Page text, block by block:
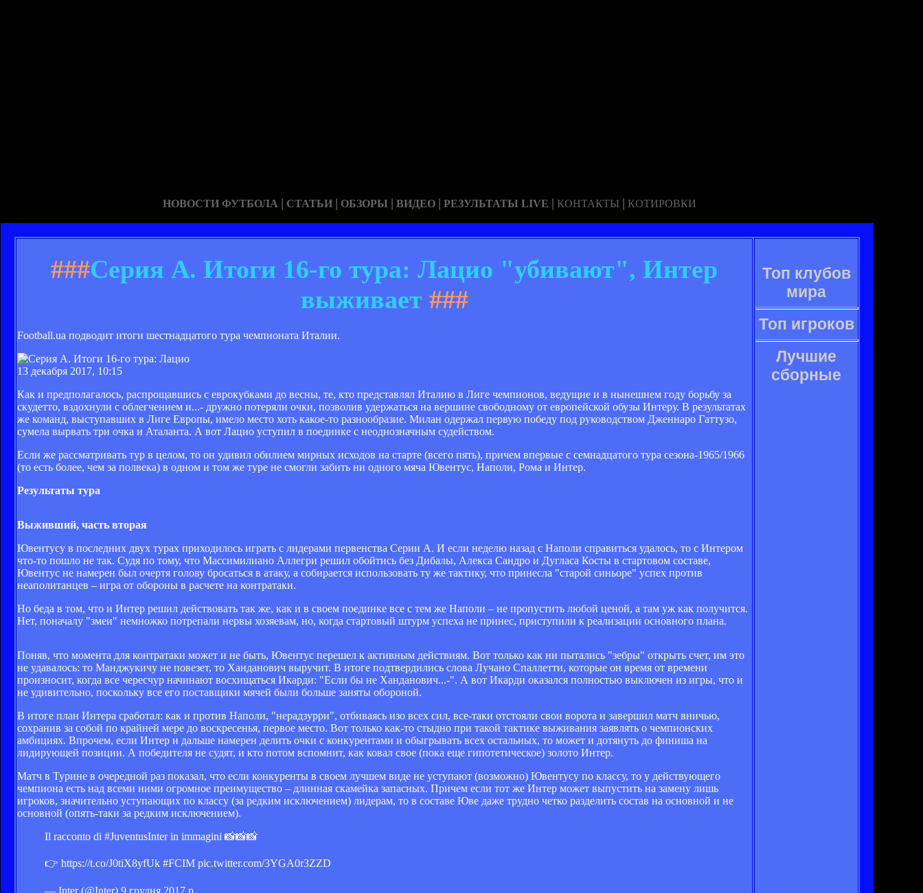
НОВОСТИ ФУТБОЛА | СТАТЬИ | ОБЗОРЫ | ВИДЕО | РЕЗУЛЬТАТЫ LIVE | КОНТАКТЫ | КОТИРОВКИ
###Серия А. Итоги 16-го тура: Лацио "убивают", Интер
выживает ###
Football.ua подводит итоги шестнадцатого тура чемпионата Италии.
13 декабря 2017, 10:15
Как и предполагалось, распрощавшись с еврокубками до весны, те, кто представлял Италию в Лиге чемпионов, ведущие и в нынешнем году борьбу за
скудетто, вздохнули с облегчением и...- дружно потеряли очки, позволив удержаться на вершине свободному от европейской обузы Интеру. В результатах
же команд, выступавших в Лиге Европы, имело место хоть какое-то разнообразие. Милан одержал первую победу под руководством Дженнаро Гаттузо,
сумела вырвать три очка и Аталанта. А вот Лацио уступил в поединке с неоднозначным судейством.
Если же рассматривать тур в целом, то он удивил обилием мирных исходов на старте (всего пять), причем впервые с семнадцатого тура сезона-1965/1966
(то есть более, чем за полвека) в одном и том же туре не смогли забить ни одного мяча Ювентус, Наполи, Рома и Интер.
Результаты тура
Выживший, часть вторая
Ювентусу в последних двух турах приходилось играть с лидерами первенства Серии А. И если неделю назад с Наполи справиться удалось, то с Интером
что-то пошло не так. Судя по тому, что Массимилиано Аллегри решил обойтись без Дибалы, Алекса Сандро и Дугласа Косты в стартовом составе,
Ювентус не намерен был очертя голову бросаться в атаку, а собирается использовать ту же тактику, что принесла "старой синьоре" успех против
неаполитанцев – игра от обороны в расчете на контратаки.
Но беда в том, что и Интер решил действовать так же, как и в своем поединке все с тем же Наполи – не пропустить любой ценой, а там уж как получится.
Нет, поначалу "змеи" немножко потрепали нервы хозяевам, но, когда стартовый штурм успеха не принес, приступили к реализации основного плана.
Поняв, что момента для контратаки может и не быть, Ювентус перешел к активным действиям. Вот только как ни пытались "зебры" открыть счет, им это
не удавалось: то Манджукичу не повезет, то Ханданович выручит. В итоге подтвердились слова Лучано Спаллетти, которые он время от времени
произносит, когда все чересчур начинают восхищаться Икарди: "Если бы не Ханданович...-". А вот Икарди оказался полностью выключен из игры, что и
не удивительно, поскольку все его поставщики мячей были больше заняты обороной.
В итоге план Интера сработал: как и против Наполи, "нерадзурри", отбиваясь изо всех сил, все-таки отстояли свои ворота и завершил матч вничью,
сохранив за собой по крайней мере до воскресенья, первое место. Вот только как-то стыдно при такой тактике выживания заявлять о чемпионских
амбициях. Впрочем, если Интер и дальше намерен делить очки с конкурентами и обыгрывать всех остальных, то может и дотянуть до финиша на
лидирующей позиции. А победителя не судят, и кто потом вспомнит, как ковал свое (пока еще гипотетическое) золото Интер.
Матч в Турине в очередной раз показал, что если конкуренты в своем лучшем виде не уступают (возможно) Ювентусу по классу, то у действующего
чемпиона есть над всеми ними огромное преимущество – длинная скамейка запасных. Причем если тот же Интер может выпустить на замену лишь
игроков, значительно уступающих по классу (за редким исключением) лидерам, то в составе Юве даже трудно четко разделить состав на основной и не
основной (опять-таки за редким исключением).
Il racconto di #JuventusInter in immagini 📸📸📸
👉 https://t.co/J0tiX8yfUk #FCIM pic.twitter.com/3YGA0r3ZZD
— Inter (@Inter) 9 грудня 2017 р.
Топ клубов
мира
Топ игроков
Лучшие
сборные